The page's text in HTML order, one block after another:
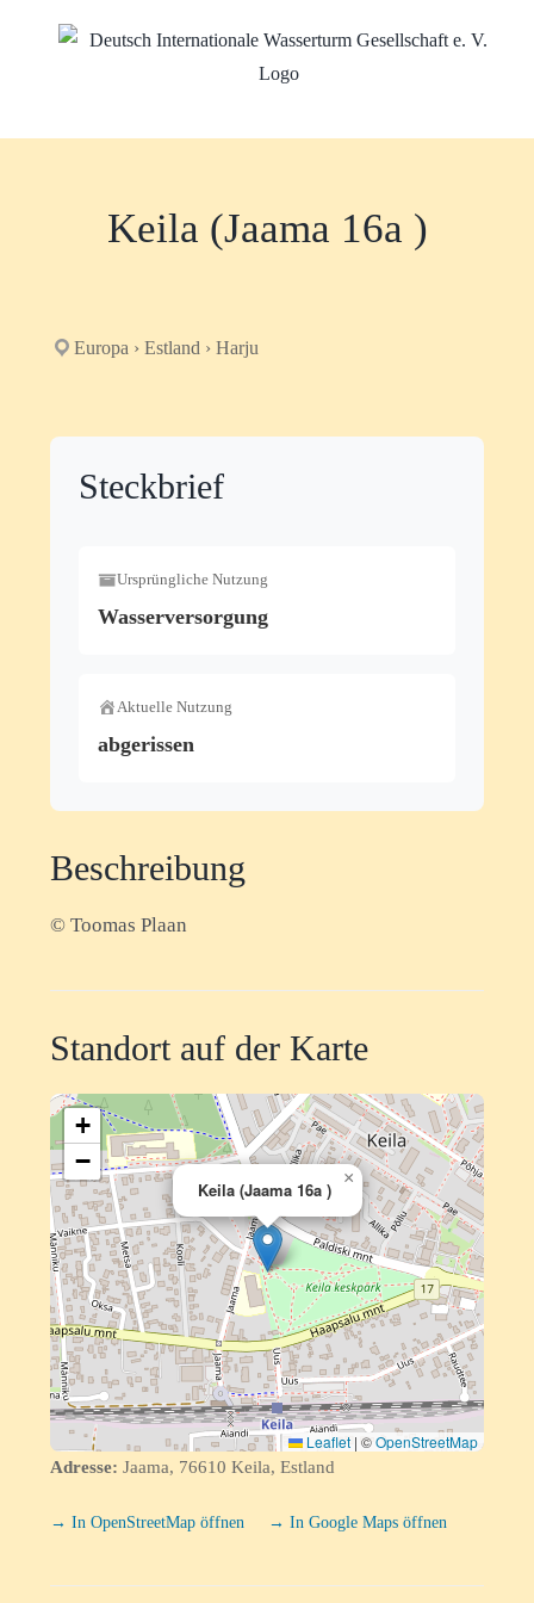
Keila (Jaama 16a )
Europa › Estland › Harju
Steckbrief
Ursprüngliche Nutzung
Wasserversorgung
Aktuelle Nutzung
abgerissen
Beschreibung
© Toomas Plaan
Standort auf der Karte
Keila (Jaama 16a )
×
+
−
Leaflet | ©OpenStreetMap
Adresse: Jaama, 76610 Keila, Estland
→ In OpenStreetMap öffnen → In Google Maps öffnen